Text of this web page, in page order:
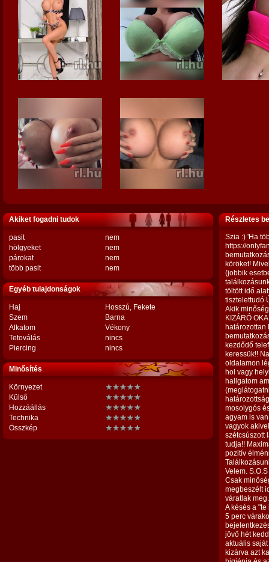
Akiket fogadni tudok
pasit
nem
hölgyeket
nem
párokat
nem
több pasit
nem
Egyéb tulajdonságok
Haj
Hosszú, Fekete
Szem
Barna
Alkatom
Vékony
Tetoválás
nincs
Piercing
nincs
Minősítés
Környezet
Külső
Hozzáállás
Technika
Összkép
Részletes
Szia :) 'Ha
https://
köröket!
(jobbik
töltött idő
tisztelettudó
Akik
KIZÁRÓ
határozottan
kezdődő
keressük!!
oldalamon
hol vagy
hallgatom
mosolygós
agyam is
vagyok
szétcsúszott
tudja!!
pozitív
Velem.
Csak
megbeszélt
váratlak
A késés a
5 perc
jövő hét
aktuális
kizárva azt